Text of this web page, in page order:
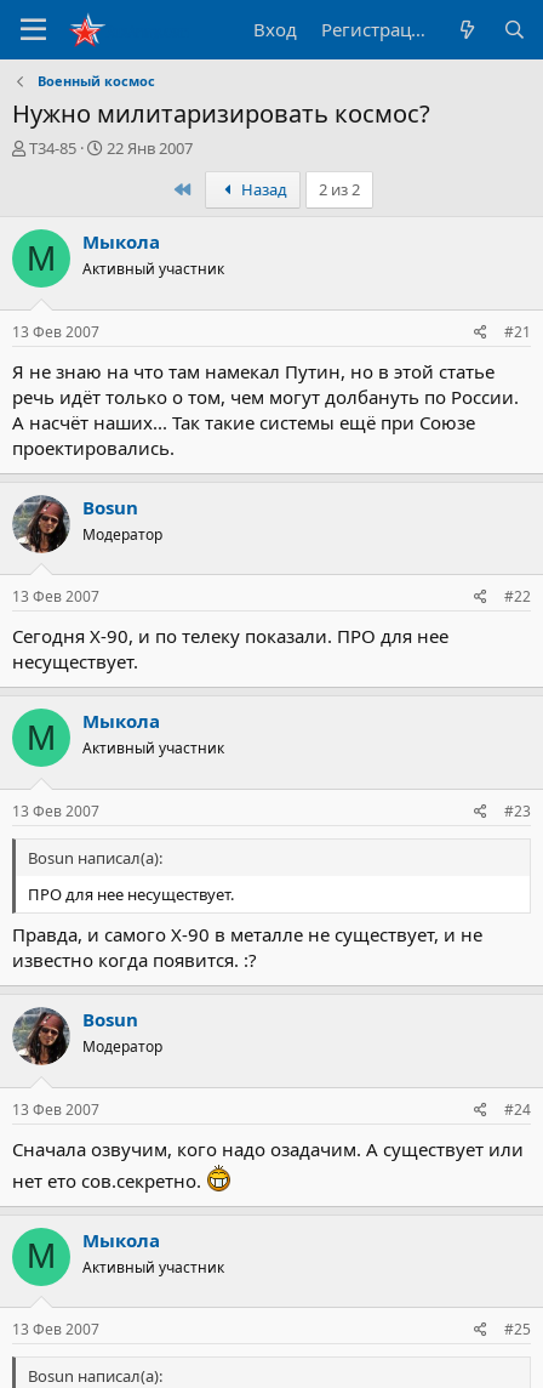
Вход Регистрация
Военный космос
Нужно милитаризировать космос?
А
р
т
е
м
ы
T34-85
Д
н
а
ч
22 Янв 2007
ПервыйНазад 2 из 2
М Мыкола
Активный участник
13 Фев 2007 #21
Я не знаю на что там намекал Путин, но в этой статье
речь идёт только о том, чем могут долбануть по России.
А насчёт наших... Так такие системы ещё при Союзе
проектировались.
Bosun
Модератор
13 Фев 2007 #22
Сегодня Х-90, и по телеку показали. ПРО для нее
несуществует.
М Мыкола
Активный участник
13 Фев 2007 #23
Bosun написал(а):
ПРО для нее несуществует.
Правда, и самого Х-90 в металле не существует, и не
известно когда появится. :?
Bosun
Модератор
13 Фев 2007 #24
Сначала озвучим, кого надо озадачим. А существует или
нет ето сов.секретно.
М Мыкола
Активный участник
13 Фев 2007 #25
Bosun написал(а):